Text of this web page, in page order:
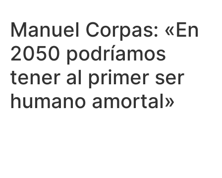
Manuel Corpas: «En
2050 podríamos
tener al primer ser
humano amortal»